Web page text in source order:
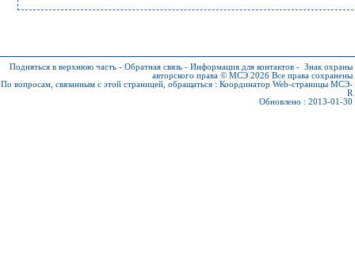
Подняться в верхнюю часть - Обратная связь - Информация для контактов - Знак охраны
авторского права © МСЭ 2026 Все права сохранены
По вопросам, связанным с этой страницей, обращаться : Координатор Web-страницы МСЭ-
R
Обновлено : 2013-01-30